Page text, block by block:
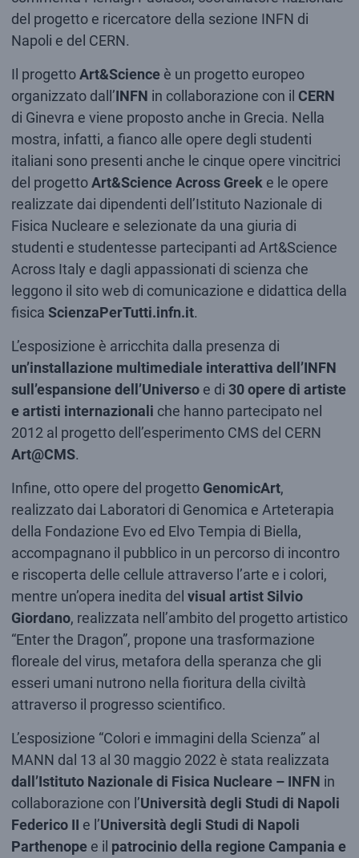
del progetto e ricercatore della sezione INFN di
Napoli e del CERN.
Il progettoArt&Scienceè un progetto europeo
organizzato dall’INFN in collaborazione con il CERN
di Ginevra e viene proposto anche in Grecia. Nella
mostra, infatti, a fianco alle opere degli studenti
italiani sono presenti anche le cinque opere vincitrici
del progettoArt&Science Across Greek e le opere
realizzate dai dipendenti dell’Istituto Nazionale di
Fisica Nucleare e selezionate da una giuria di
studenti e studentesse partecipanti ad Art&Science
Across Italy e dagli appassionati di scienza che
leggono il sito web di comunicazione e didattica della
fisica ScienzaPerTutti.infn.it.
L’esposizione è arricchita dalla presenza di
un’installazione multimediale interattiva dell’INFN
sull’espansione dell’Universoe di 30 operedi artiste
e artisti internazionali che hanno partecipato nel
2012 al progetto dell’esperimento CMS del CERN
Art@CMS.
Infine, otto opere del progetto GenomicArt,
realizzato dai Laboratori di Genomica e Arteterapia
della Fondazione Evo ed Elvo Tempia di Biella,
accompagnano il pubblico in un percorso di incontro
e riscoperta delle cellule attraverso l’arte e i colori,
mentre un’opera inedita del visual artist Silvio
Giordano, realizzata nell’ambito del progetto artistico
“Enter the Dragon”, propone una trasformazione
floreale del virus, metafora della speranza che gli
esseri umani nutrono nella fioritura della civiltà
attraverso il progresso scientifico.
L’esposizione “Colori e immagini della Scienza” al
MANN dal 13 al 30 maggio 2022 è stata realizzata
dall’Istituto Nazionale di Fisica Nucleare – INFN in
collaborazione con l’Università degli Studi di Napoli
Federico II e l’Università degli Studi di Napoli
Parthenope e il patrocinio della regione Campania e